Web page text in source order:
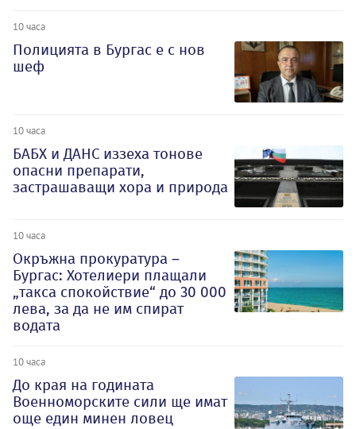
10 часа
Полицията в Бургас е с нов
шеф
10 часа
БАБХ и ДАНС иззеха тонове
опасни препарати,
застрашаващи хора и природа
10 часа
Окръжна прокуратура –
Бургас: Хотелиери плащали
„такса спокойствие“ до 30 000
лева, за да не им спират
водата
10 часа
До края на годината
Военноморските сили ще имат
още един минен ловец